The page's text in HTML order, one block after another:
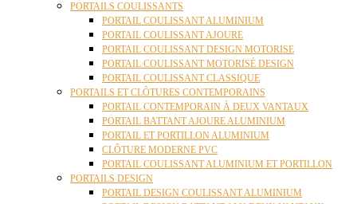
PORTAILS COULISSANTS
PORTAIL COULISSANT ALUMINIUM
PORTAIL COULISSANT AJOURE
PORTAIL COULISSANT DESIGN MOTORISE
PORTAIL COULISSANT MOTORISÉ DESIGN
PORTAIL COULISSANT CLASSIQUE
PORTAILS ET CLÔTURES CONTEMPORAINS
PORTAIL CONTEMPORAIN À DEUX VANTAUX
PORTAIL BATTANT AJOURE ALUMINIUM
PORTAIL ET PORTILLON ALUMINIUM
CLÔTURE MODERNE PVC
PORTAIL COULISSANT ALUMINIUM ET PORTILLON
PORTAILS DESIGN
PORTAIL DESIGN COULISSANT ALUMINIUM